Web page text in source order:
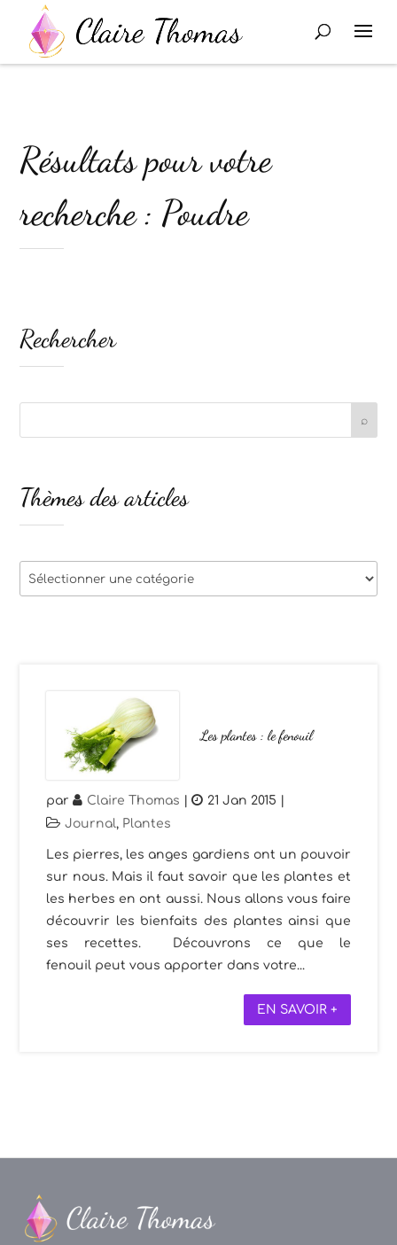
Résultats pour votre
recherche : Poudre
Les plantes : le fenouil
par Claire Thomas | 21 Jan 2015
Journal, Plantes
Les pierres, les anges gardiens ont un pouvoir
sur nous. Mais il faut savoir que les plantes et
les herbes en ont aussi. Nous allons vous faire
découvrir les bienfaits des plantes ainsi que
ses recettes. Découvrons ce que le
fenouil peut vous apporter dans votre...
EN SAVOIR +
Rechercher
Thèmes des articles
Thèmes
des